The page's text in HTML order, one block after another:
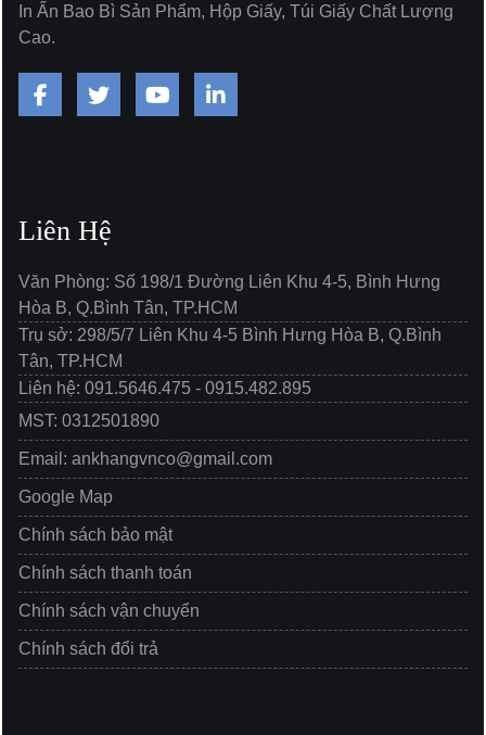
In Ấn Bao Bì Sản Phẩm, Hộp Giấy, Túi Giấy Chất Lượng
Cao.
Liên Hệ
Văn Phòng: Số 198/1 Đường Liên Khu 4-5, Bình Hưng
Hòa B, Q.Bình Tân, TP.HCM
Trụ sở: 298/5/7 Liên Khu 4-5 Bình Hưng Hòa B, Q.Bình
Tân, TP.HCM
Liên hệ: 091.5646.475 - 0915.482.895
MST: 0312501890
Email: ankhangvnco@gmail.com
Google Map
Chính sách bảo mật
Chính sách thanh toán
Chính sách vận chuyển
Chính sách đổi trả